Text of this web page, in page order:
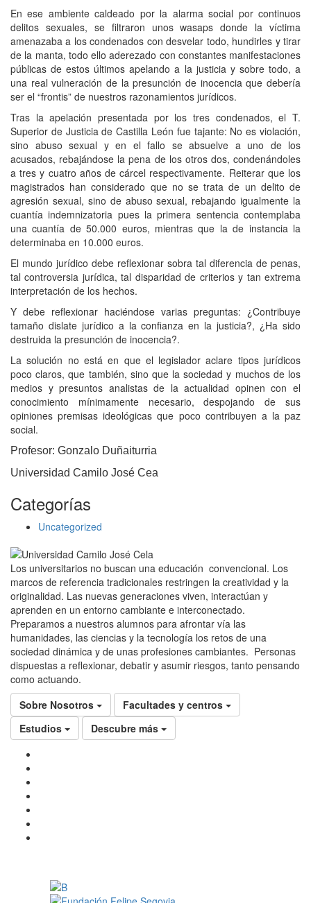
En ese ambiente caldeado por la alarma social por continuos
delitos sexuales, se filtraron unos wasaps donde la víctima
amenazaba a los condenados con desvelar todo, hundirles y tirar
de la manta, todo ello aderezado con constantes manifestaciones
públicas de estos últimos apelando a la justicia ysobre todo, a
una real vulneración de la presunción de inocencia que debería
ser el “frontis” de nuestros razonamientos jurídicos.
Tras la apelación presentada por los tres condenados, el T.
Superior de Justicia de Castilla León fue tajante: No es violación,
sino abuso sexual y en el fallo se absuelve a uno de los
acusados, rebajándose la pena de los otros dos, condenándoles
a tres y cuatro años de cárcel respectivamente. Reiterar que los
magistrados han considerado que no se trata de un delito de
agresión sexual, sino de abuso sexual, rebajando igualmente la
cuantía indemnizatoria pues la primera sentencia contemplaba
una cuantía de 50.000 euros, mientras que la de instancia la
determinaba en 10.000 euros.
El mundo jurídico debe reflexionar sobra tal diferencia de penas,
tal controversia jurídica, tal disparidad de criterios y tan extrema
interpretación de los hechos.
Y debe reflexionar haciéndose varias preguntas: ¿Contribuye
tamaño dislate jurídico a la confianza en la justicia?, ¿Ha sido
destruida la presunción de inocencia?.
La solución no está en que el legislador aclare tipos jurídicos
poco claros, que también, sino que la sociedad y muchos de los
medios y presuntos analistas de la actualidad opinen con el
conocimiento mínimamentenecesario, despojandode sus
opiniones premisas ideológicas que poco contribuyen a la paz
social.
Profesor: Gonzalo Duñaiturria
Universidad Camilo José Cea
Categorías
Uncategorized
Los universitarios no buscan una educación convencional. Los
marcos de referencia tradicionales restringen la creatividad y la
originalidad. Las nuevas generaciones viven, interactúan y
aprenden en un entorno cambiante e interconectado.
Preparamos a nuestros alumnos para afrontar vía las
humanidades, las ciencias y la tecnología los retos de una
sociedad dinámica y de unas profesiones cambiantes. Personas
dispuestas a reflexionar, debatir y asumir riesgos, tanto pensando
como actuando.
Sobre Nosotros
Facultades y centros
Estudios
Descubre más